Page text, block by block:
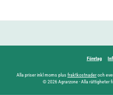
Företag
Alla priser inkl moms plus fraktkostnaderoch
© 2026 Agrarzone - Alla rättigheter